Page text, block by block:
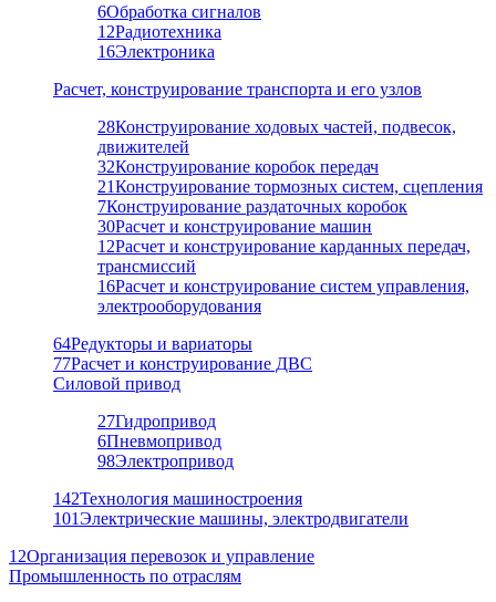
6Обработка сигналов
12Радиотехника
16Электроника
Расчет, конструирование транспорта и его узлов
28Конструирование ходовых частей, подвесок,
движителей
32Конструирование коробок передач
21Конструирование тормозных систем, сцепления
7Конструирование раздаточных коробок
30Расчет и конструирование машин
12Расчет и конструирование карданных передач,
трансмиссий
16Расчет и конструирование систем управления,
электрооборудования
64Редукторы и вариаторы
77Расчет и конструирование ДВС
Силовой привод
27Гидропривод
6Пневмопривод
98Электропривод
142Технология машиностроения
101Электрические машины, электродвигатели
12Организация перевозок и управление
Промышленность по отраслям